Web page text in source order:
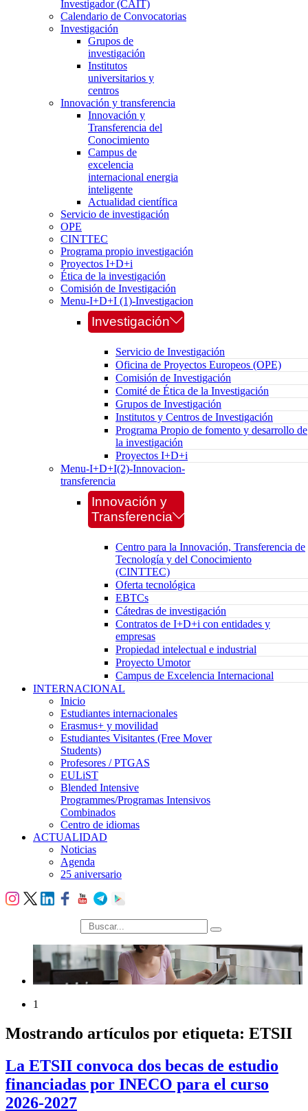
Investigador (CAIT)
Calendario de Convocatorias
Investigación
Grupos de
investigación
Institutos
universitarios y
centros
Innovación y transferencia
Innovación y
Transferencia del
Conocimiento
Campus de
excelencia
internacional energia
inteligente
Actualidad científica
Servicio de investigación
OPE
CINTTEC
Programa propio investigación
Proyectos I+D+i
Ética de la investigación
Comisión de Investigación
Menu-I+D+I (1)-Investigacion
Investigación
Servicio de Investigación
Oficina de Proyectos Europeos (OPE)
Comisión de Investigación
Comité de Ética de la Investigación
Grupos de Investigación
Institutos y Centros de Investigación
Programa Propio de fomento y desarrollo de
la investigación
Proyectos I+D+i
Menu-I+D+I(2)-Innovacion-
transferencia
Innovación y
Transferencia
Centro para la Innovación, Transferencia de
Tecnología y del Conocimiento
(CINTTEC)
Oferta tecnológica
EBTCs
Cátedras de investigación
Contratos de I+D+i con entidades y
empresas
Propiedad intelectual e industrial
Proyecto Umotor
Campus de Excelencia Internacional
INTERNACIONAL
Inicio
Estudiantes internacionales
Erasmus+ y movilidad
Estudiantes Visitantes (Free Mover
Students)
Profesores / PTGAS
EULiST
Blended Intensive
Programmes/Programas Intensivos
Combinados
Centro de idiomas
ACTUALIDAD
Noticias
Agenda
25 aniversario
búsqueda
1
Mostrando artículos por etiqueta: ETSII
La ETSII convoca dos becas de estudio
financiadas por INECO para el curso
2026-2027